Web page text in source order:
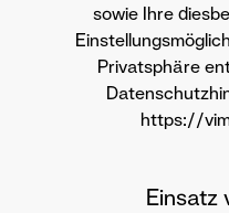
sowie Ihre
Privatsphäre
https://
Einsatz